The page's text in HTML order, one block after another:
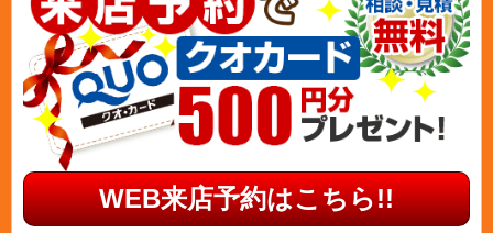
WEB来店予約はこちら!!